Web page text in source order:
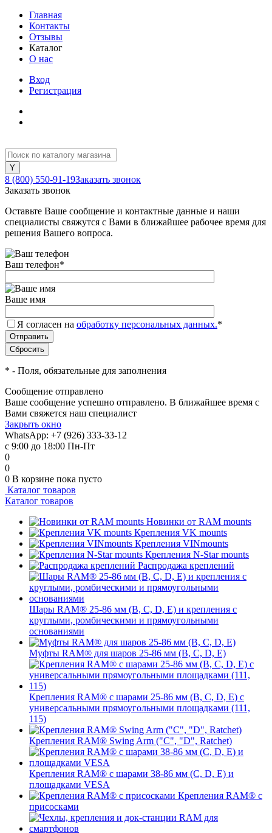
Главная
Контакты
Отзывы
Каталог
О нас
Вход
Регистрация
8 (800) 550-91-19Заказать звонок
Заказать звонок
Оставьте Ваше сообщение и контактные данные и наши
специалисты свяжутся с Вами в ближайшее рабочее время для
решения Вашего вопроса.
Ваш телефон*
Ваше имя
Я согласен на обработку персональных данных.*
* - Поля, обязательные для заполнения
Сообщение отправлено
Ваше сообщение успешно отправлено. В ближайшее время с
Вами свяжется наш специалист
Закрыть окно
WhatsApp: +7 (926) 333-33-12
с 9:00 до 18:00 Пн-Пт
0
0
0 В корзине пока пусто
Каталог товаров
Каталог товаров
Новинки от RAM mounts
Крепления VK mounts
Крепления VINmounts
Крепления N-Star mounts
Распродажа креплений
Шары RAM® 25-86 мм (B, C, D, E) и крепления с
круглыми, ромбическими и прямоугольными
основаниями
Муфты RAM® для шаров 25-86 мм (B, C, D, E)
Крепления RAM® с шарами 25-86 мм (B, C, D, E) с
универсальными прямоугольными площадками (111,
115)
Крепления RAM® Swing Arm ("C", "D", Ratchet)
Крепления RAM® с шарами 38-86 мм (C, D, E) и
площадками VESA
Крепления RAM® с
присосками